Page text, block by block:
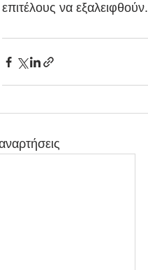
επιτέλους να εξαλειφθούν.